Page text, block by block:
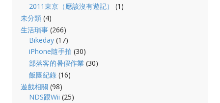
2011東京（應該沒有遊記）
(1)
未分類(4)
生活瑣事(266)
Bikeday (17)
iPhone隨手拍 (30)
部落客的暑假作業 (30)
飯團紀錄 (16)
遊戲相關 (98)
NDS跟Wii (25)